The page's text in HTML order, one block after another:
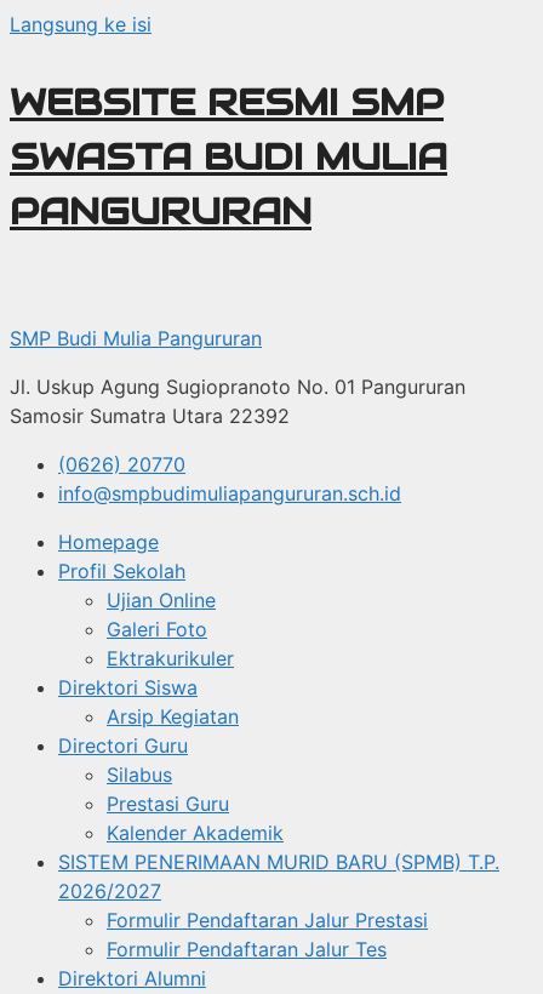
Langsung ke isi
WEBSITE RESMI SMP
SWASTA BUDI MULIA
PANGURURAN
SMP Budi Mulia Pangururan
Jl. Uskup Agung Sugiopranoto No. 01 Pangururan
Samosir Sumatra Utara 22392
(0626) 20770
info@smpbudimuliapangururan.sch.id
Homepage
Profil Sekolah
Ujian Online
Galeri Foto
Ektrakurikuler
Direktori Siswa
Arsip Kegiatan
Directori Guru
Silabus
Prestasi Guru
Kalender Akademik
SISTEM PENERIMAAN MURID BARU (SPMB) T.P.
2026/2027
Formulir Pendaftaran Jalur Prestasi
Formulir Pendaftaran Jalur Tes
Direktori Alumni